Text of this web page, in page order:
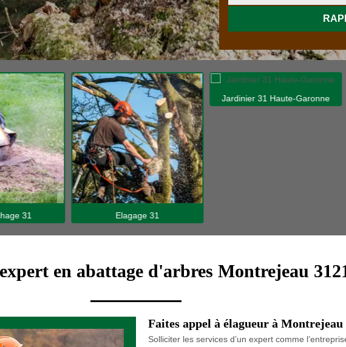
31 Elagage 31
Jardinier 31 Haute-Garonne
en abattage d'arbres Montrejeau
Faites appel à élagueur à Montrejeau
Solliciter les services d’un expert comme